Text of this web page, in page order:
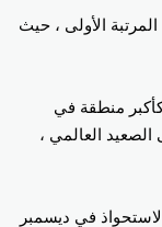
الأولى ، حيث
منطقة في
العالمي ،
في ديسمبر